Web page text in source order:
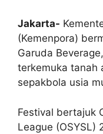
Jakarta-
(Kemenpora)
Garuda
terkemuka tanah
sepakbola usia
Festival bertajuk
League (OSYSL)